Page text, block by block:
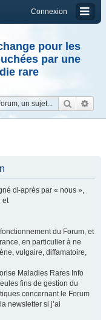
Connexion
pour les
par une
rare
ci-après par « nous »,
et
du Forum, et
en particulier à ne
vulgaire, diffamatoire,
Maladies Rares Info
fins de gestion du
concernant le Forum
newsletter si j’ai